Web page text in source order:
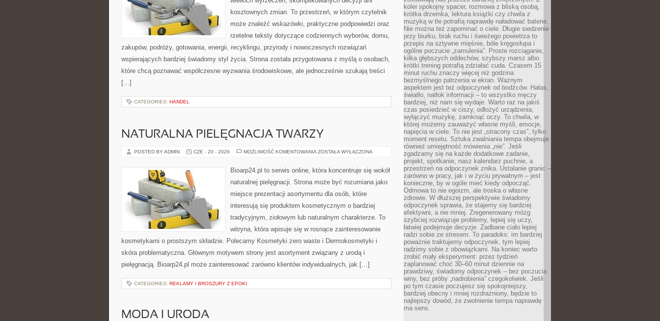
kosztownych zmian. To przestrzeń, w którym czytelnik
może znaleźć wskazówki, praktyczne podpowiedzi oraz
rzetelne teksty dotyczące codziennych wyborów, domu,
zakupów, podróży, gotowania, energii, recyklingu, przyrody i nowoczesnych rozwiązań
wspierających bardziej świadomy styl życia. Strona została przygotowana z myślą o osobach,
które chcą poznawać współczesne wyzwania środowiskowe, ale jednocześnie szukają treści
[…]
CATEGORIES: HANDEL
NATURALNA PIELĘGNACJA TWARZY
POSTED BY ADMIN CZE - 20 - 2026 MOŻLIWOŚĆ KOMENTOWANIA NATURALNA
ZOSTAŁA WYŁĄCZONA
Bioarp24.pl to serwis online, która koncentruje się wokół
naturalnej pielęgnacji. Strona może być rozumiana jako
miejsce prezentacji asortymentu dla osób, które
interesują się produktem kosmetycznym o bardziej
tradycyjnym, ziołowym lub naturalnym charakterze. To
witryna, która wpisuje się w rosnące zainteresowanie
kosmetykami o prostszym składzie. Polecamy Kosmetyki zero waste i Dermokosmetyki i
skóra problematyczna. Głównym motywem strony jest asortyment związany z urodą i
pielęgnacją. Bioarp24.pl może zainteresować zarówno klientów indywidualnych, jak […]
CATEGORIES: REKLAMY I BROSZURY Z EPOKI
MODA I URODA
kolei spokojny spacer, rozmowa z bliską osobą,
krótka drzemka, lektura książki czy chwila z
muzyką w tle potrafią naprawdę naładować baterie.
Nie można też zapominać o ciele. Długie siedzenie
przy biurku, brak ruchu i świeżego powietrza to
przepis na sztywne mięśnie, bóle kręgosłupa i
ogólne poczucie „zamulenia”. Proste rozciąganie,
kilka głębszych oddechów, szybszy marsz albo
krótki trening potrafią zdziałać cuda. Czasem 15
minut ruchu znaczy więcej niż godzina
bezmyślnego patrzenia w ekran. Ważnym
aspektem jest też odpoczynek od bodźców. Hałas,
światło, natłok informacji – to wszystko męczy
bardziej, niż nam się wydaje. Warto raz na jakiś
czas posiedzieć w ciszy, odłożyć urządzenia,
wyłączyć muzykę, zamknąć oczy. To chwila, w
której możemy zauważyć własne myśli, emocje,
napięcia w ciele. To nie jest „stracony czas”, tylko
moment resetu. Sztuka zwalniania tempa obejmuje
również umiejętność mówienia „nie”. Jeśli
zgadzamy się na każde dodatkowe zadanie,
projekt, spotkanie, nasz kalendarz puchnie, a
przestrzeń na odpoczynek znika. Ustalanie granic –
zarówno w pracy, jak i w życiu prywatnym – jest
konieczne, by w ogóle mieć kiedy odpocząć.
Odmowa to nie egoizm, ale troska o własne
zdrowie. W dłuższej perspektywie świadomy
odpoczynek sprawia, że stajemy się bardziej
efektywni, a nie mniej. Zregenerowany mózg
szybciej rozwiązuje problemy, lepiej się uczy,
łatwiej podejmuje decyzje. Zadbane ciało lepiej
radzi sobie ze stresem. To paradoks: im bardziej
poważnie traktujemy odpoczynek, tym lepiej
radzimy sobie z obowiązkami. Na koniec warto
zrobić mały eksperyment: przez tydzień
zaplanować choć 30–60 minut dziennie na
prawdziwy, świadomy odpoczynek – bez poczucia
winy, bez próby „nadrobienia” czegokolwiek. Jeśli
po tym czasie poczujesz się spokojniejszy,
bardziej obecny i mniej rozdrażniony, będzie to
najlepszy dowód, że zwolnienie tempa naprawdę
ma sens.